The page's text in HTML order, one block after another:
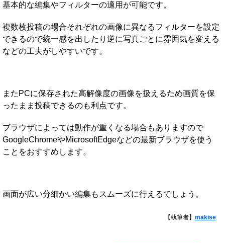
基本的な編集やフィルターの適用が可能です。
複数枚投稿の場合それぞれの画像に異なるフィルターを設定
できるので統一感を出したり逆に写真ごとに雰囲気を変える
などの工夫がしやすいです。
またPCに保存された高解像度の画像を扱えるため画質を保
ったまま投稿できるのも利点です。
ブラウザによっては動作が重くなる場合もありますので
GoogleChromeやMicrosoftEdgeなどの最新ブラウザを使う
ことをおすすめします。
画面が広い分細かい編集もスムーズに行えるでしょう。
【執筆者】 makise